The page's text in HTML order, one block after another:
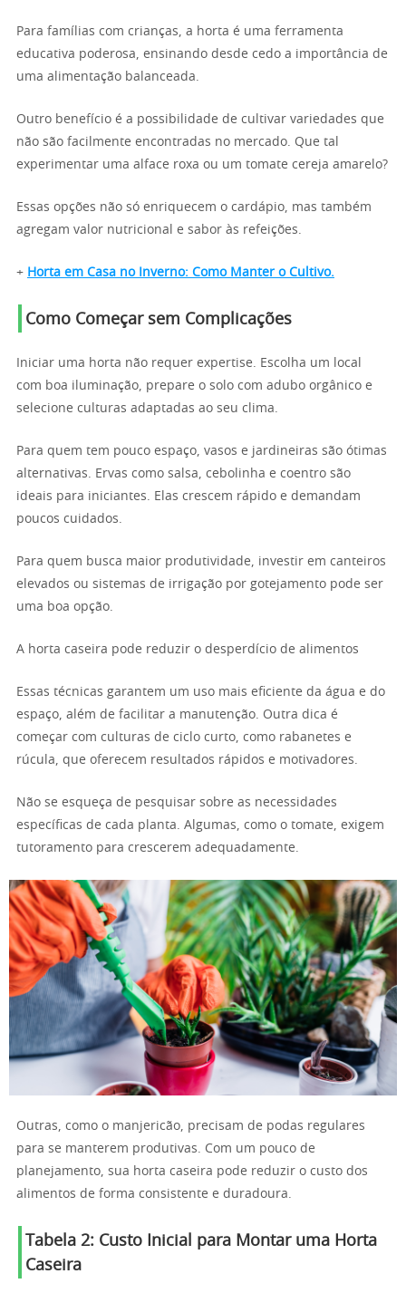
Para famílias com crianças, a horta é uma ferramenta
educativa poderosa, ensinando desde cedo a importância de
uma alimentação balanceada.
Outro benefício é a possibilidade de cultivar variedades que
não são facilmente encontradas no mercado. Que tal
experimentar uma alface roxa ou um tomate cereja amarelo?
Essas opções não só enriquecem o cardápio, mas também
agregam valor nutricional e sabor às refeições.
+ Horta em Casa no Inverno: Como Manter o Cultivo.
Como Começar sem Complicações
Iniciar uma horta não requer expertise. Escolha um local
com boa iluminação, prepare o solo com adubo orgânico e
selecione culturas adaptadas ao seu clima.
Para quem tem pouco espaço, vasos e jardineiras são ótimas
alternativas. Ervas como salsa, cebolinha e coentro são
ideais para iniciantes. Elas crescem rápido e demandam
poucos cuidados.
Para quem busca maior produtividade, investir em canteiros
elevados ou sistemas de irrigação por gotejamento pode ser
uma boa opção.
A horta caseira pode reduzir o desperdício de alimentos
Essas técnicas garantem um uso mais eficiente da água e do
espaço, além de facilitar a manutenção. Outra dica é
começar com culturas de ciclo curto, como rabanetes e
rúcula, que oferecem resultados rápidos e motivadores.
Não se esqueça de pesquisar sobre as necessidades
específicas de cada planta. Algumas, como o tomate, exigem
tutoramento para crescerem adequadamente.
Outras, como o manjericão, precisam de podas regulares
para se manterem produtivas. Com um pouco de
planejamento, sua horta caseira pode reduzir o custo dos
alimentos de forma consistente e duradoura.
Tabela 2: Custo Inicial para Montar uma Horta
Caseira